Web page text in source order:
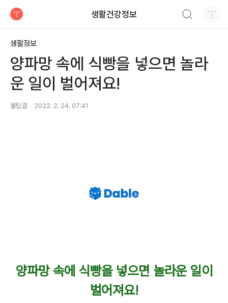
생활건강정보
생활정보
양파망 속에 식빵을 넣으면 놀라
운 일이 벌어져요!
꿀팁걸 2022. 2. 24. 07:41
양파망 속에 식빵을 넣으면 놀라운 일이
벌어져요!